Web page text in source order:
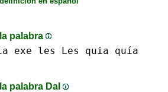
palabra
exe les Les
quia quía
palabra DaI